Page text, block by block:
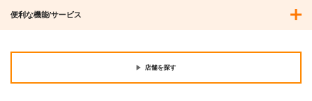
便利な機能/サービス
店舗を探す